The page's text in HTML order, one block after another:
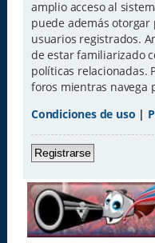
amplio acceso al
puede además otorgar
usuarios registrados.
de estar familiarizado
políticas relacionadas.
foros mientras navega
Condiciones de uso |
Registrarse